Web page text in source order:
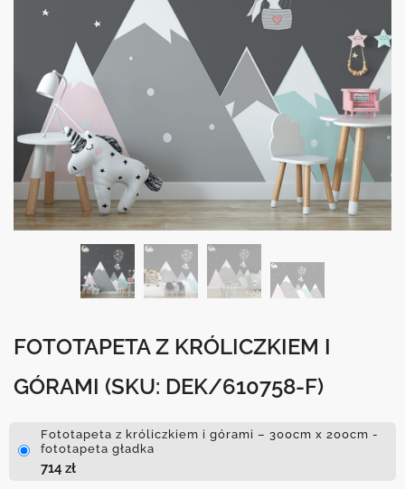
FOTOTAPETA Z KRÓLICZKIEM I
GÓRAMI (SKU: DEK/610758-F)
Fototapeta z króliczkiem i górami – 300cm x 200cm -
fototapeta gładka
714 zł